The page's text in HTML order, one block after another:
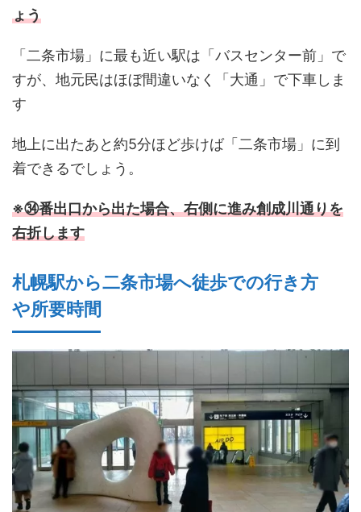
ょう
「二条市場」に最も近い駅は「バスセンター前」で
すが、地元民はほぼ間違いなく「大通」で下車しま
す
地上に出たあと約5分ほど歩けば「二条市場」に到
着できるでしょう。
※㉞番出口から出た場合、右側に進み創成川通りを
右折します
札幌駅から二条市場へ徒歩での行き方
や所要時間